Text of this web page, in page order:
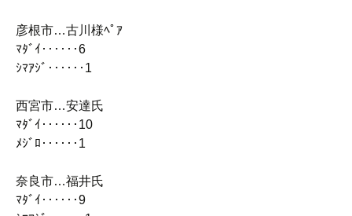
彦根市…古川様ﾍﾟｱ
ﾏﾀﾞｲ‥‥‥6
ｼﾏｱｼﾞ‥‥‥1
西宮市…安達氏
ﾏﾀﾞｲ‥‥‥10
ﾒｼﾞﾛ‥‥‥1
奈良市…福井氏
ﾏﾀﾞｲ‥‥‥9